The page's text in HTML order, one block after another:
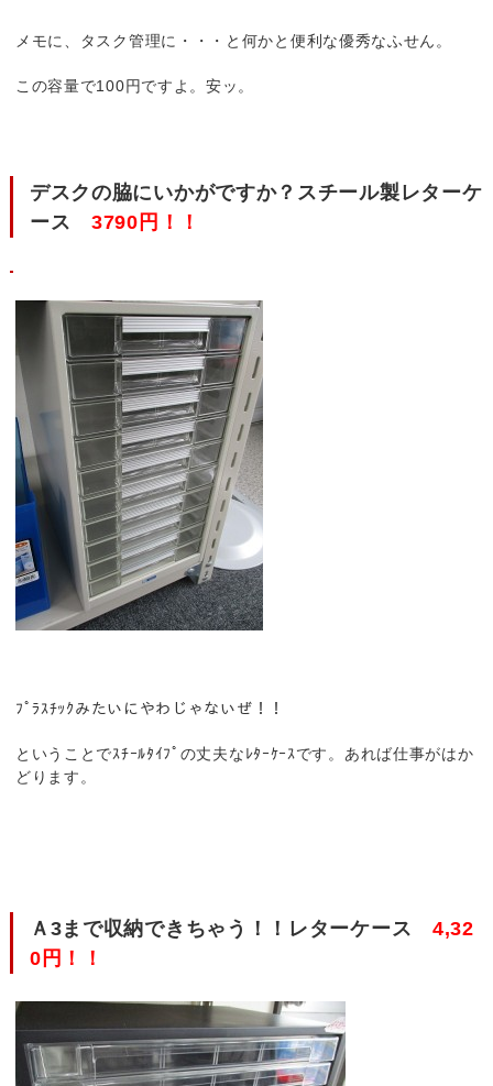
メモに、タスク管理に・・・と何かと便利な優秀なふせん。
この容量で100円ですよ。安ッ。
デスクの脇にいかがですか？スチール製レターケ
ース3790円！！
ﾌﾟﾗｽﾁｯｸみたいにやわじゃないぜ！！
ということでｽﾁｰﾙﾀｲﾌﾟの丈夫なﾚﾀｰｹｰｽです。あれば仕事がはか
どります。
Ａ3まで収納できちゃう！！レターケース 4,32
0円！！